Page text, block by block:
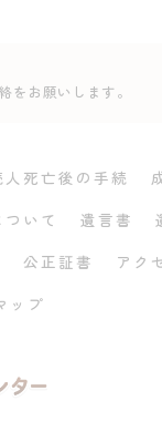
お願いします。
人死亡後の手続
いて 遺言書
公正証書 アク
ップ